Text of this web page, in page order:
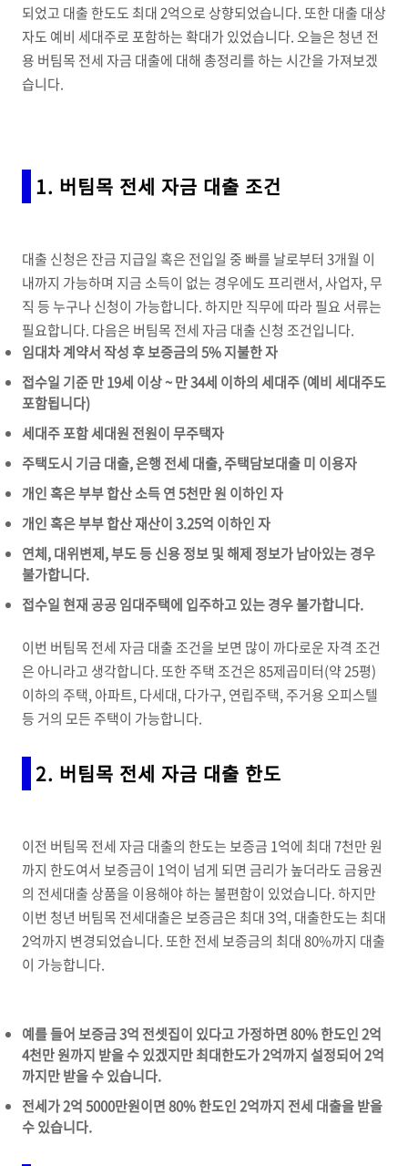
되었고 대출 한도도 최대 2억으로 상향되었습니다. 또한 대출 대상
자도 예비 세대주로 포함하는 확대가 있었습니다. 오늘은 청년 전
용 버팀목 전세 자금 대출에 대해 총정리를 하는 시간을 가져보겠
습니다.
1. 버팀목 전세 자금 대출 조건
대출 신청은 잔금 지급일 혹은 전입일 중 빠를 날로부터 3개월 이
내까지 가능하며 지금 소득이 없는 경우에도 프리랜서, 사업자, 무
직 등 누구나 신청이 가능합니다. 하지만 직무에 따라 필요 서류는
필요합니다. 다음은 버팀목 전세 자금 대출 신청 조건입니다.
임대차 계약서 작성 후 보증금의 5% 지불한 자
접수일 기준 만 19세 이상 ~ 만 34세 이하의 세대주 (예비 세대주도
포함됩니다)
세대주 포함 세대원 전원이 무주택자
주택도시 기금 대출, 은행 전세 대출, 주택담보대출 미 이용자
개인 혹은 부부 합산 소득 연 5천만 원 이하인 자
개인 혹은 부부 합산 재산이 3.25억 이하인 자
연체, 대위변제, 부도 등 신용 정보 및 해제 정보가 남아있는 경우
불가합니다.
접수일 현재 공공 임대주택에 입주하고 있는 경우 불가합니다.
이번 버팀목 전세 자금 대출 조건을 보면 많이 까다로운 자격 조건
은 아니라고 생각합니다. 또한 주택 조건은 85제곱미터(약 25평)
이하의 주택, 아파트, 다세대, 다가구, 연립주택, 주거용 오피스텔
등 거의 모든 주택이 가능합니다.
2. 버팀목 전세 자금 대출 한도
이전 버팀목 전세 자금 대출의 한도는 보증금 1억에 최대 7천만 원
까지 한도여서 보증금이 1억이 넘게 되면 금리가 높더라도 금융권
의 전세대출 상품을 이용해야 하는 불편함이 있었습니다. 하지만
이번 청년 버팀목 전세대출은 보증금은 최대 3억, 대출한도는 최대
2억까지 변경되었습니다. 또한 전세 보증금의 최대 80%까지 대출
이 가능합니다.
예를 들어 보증금 3억 전셋집이 있다고 가정하면 80% 한도인 2억
4천만 원까지 받을 수 있겠지만 최대한도가 2억까지 설정되어 2억
까지만 받을 수 있습니다.
전세가 2억 5000만원이면 80% 한도인 2억까지 전세 대출을 받을
수 있습니다.